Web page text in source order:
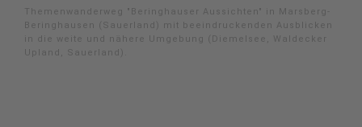
Themenwanderweg "Beringhauser Aussichten" in Marsberg-
Beringhausen (Sauerland) mit beeindruckenden Ausblicken
in die weite und nähere Umgebung (Diemelsee, Waldecker
Upland, Sauerland).